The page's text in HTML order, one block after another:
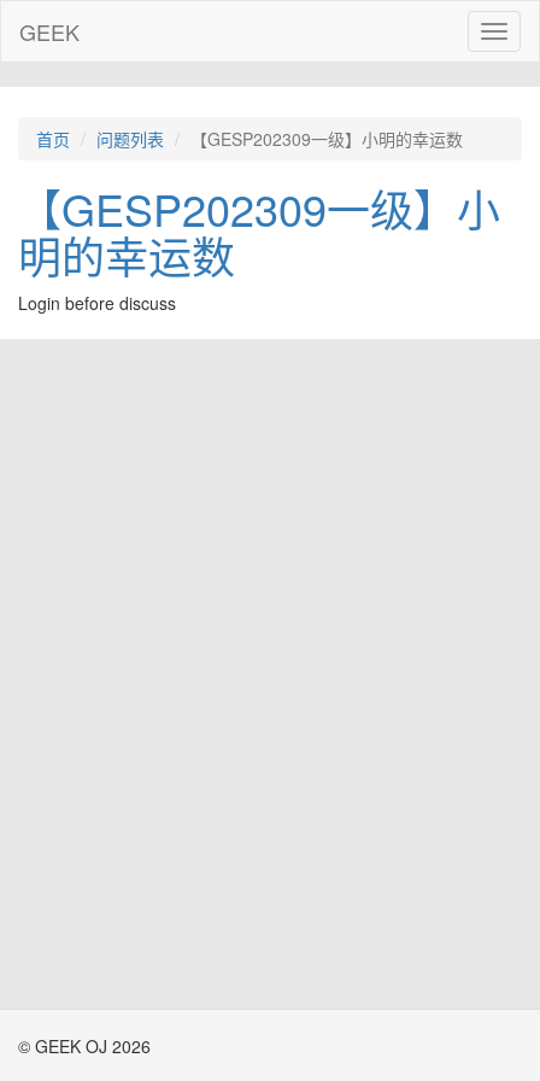
GEEK
首页 问题列表 【GESP202309一级】小明的幸运数
【GESP202309一级】小
明的幸运数
Login before discuss
© GEEK OJ 2026